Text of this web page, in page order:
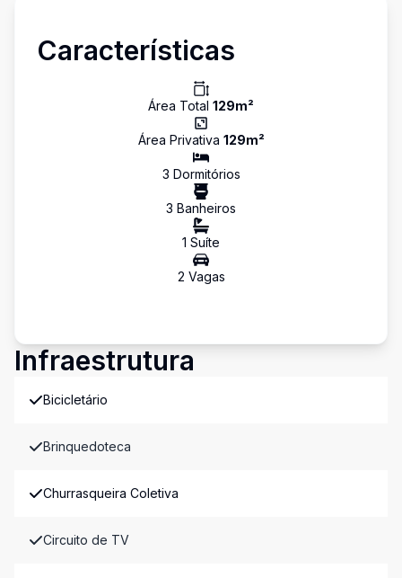
Características
Área Total 129m²
Área Privativa 129m²
3 Dormitórios
3 Banheiros
1 Suíte
2 Vagas
Infraestrutura
Bicicletário
Brinquedoteca
Churrasqueira Coletiva
Circuito de TV